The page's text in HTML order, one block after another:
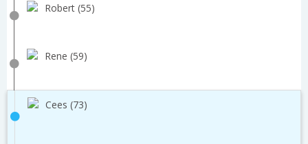
Robert (55)
Rene (59)
Cees (73)